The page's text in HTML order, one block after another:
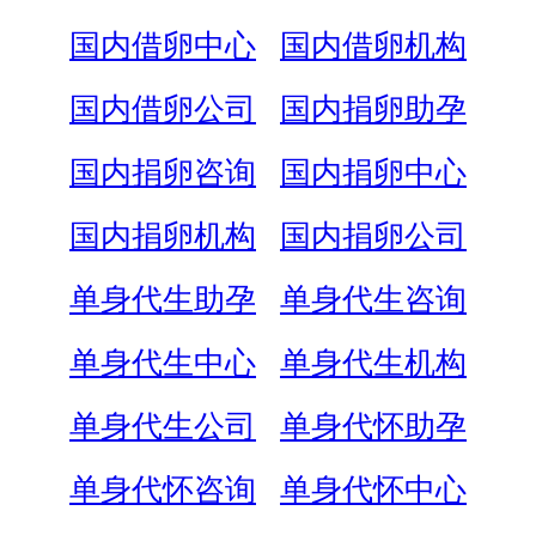
国内借卵中心
国内借卵机构
国内借卵公司
国内捐卵助孕
国内捐卵咨询
国内捐卵中心
国内捐卵机构
国内捐卵公司
单身代生助孕
单身代生咨询
单身代生中心
单身代生机构
单身代生公司
单身代怀助孕
单身代怀咨询
单身代怀中心